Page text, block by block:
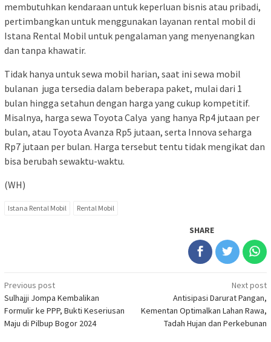
membutuhkan kendaraan untuk keperluan bisnis atau pribadi,
pertimbangkan untuk menggunakan layanan rental mobil di
Istana Rental Mobil untuk pengalaman yang menyenangkan
dan tanpa khawatir.
Tidak hanya untuk sewa mobil harian, saat ini sewa mobil
bulanan juga tersedia dalam beberapa paket, mulai dari 1
bulan hingga setahun dengan harga yang cukup kompetitif.
Misalnya, harga sewa Toyota Calya yang hanya Rp4 jutaan per
bulan, atau Toyota Avanza Rp5 jutaan, serta Innova seharga
Rp7 jutaan per bulan. Harga tersebut tentu tidak mengikat dan
bisa berubah sewaktu-waktu.
(WH)
Istana Rental Mobil Rental Mobil
SHARE
Post
navigation
Previous post
Sulhajji Jompa Kembalikan
Formulir ke PPP, Bukti Keseriusan
Maju di Pilbup Bogor 2024
Next post
Antisipasi Darurat Pangan,
Kementan Optimalkan Lahan Rawa,
Tadah Hujan dan Perkebunan